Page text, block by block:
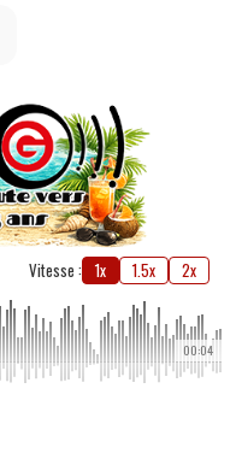
Vitesse : 1x 1.5x 2x
00:04